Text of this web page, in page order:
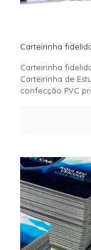
Carteirinha
Carteirinha
Carteirinha de
confecção PVC